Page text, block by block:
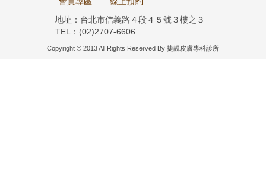
地址：台北市信義路４段４５號３樓之３
TEL：(02)2707-6606
Copyright © 2013 All Rights Reserved By 捷靚皮膚專科診所